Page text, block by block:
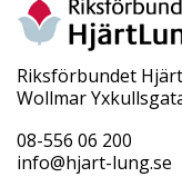
Riksförbundet
Wollmar
08-556 06 200
info@hjart-lung.se